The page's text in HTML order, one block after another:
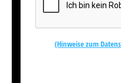
(Hinweise zum